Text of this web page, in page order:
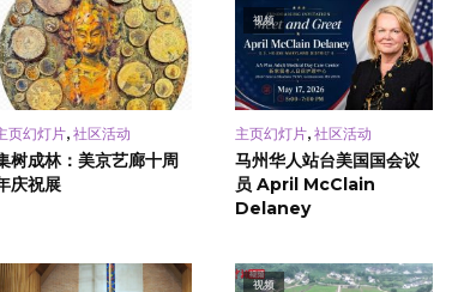
页幻灯片 社区活动
树成林：美京艺廊十周
庆祝展
视频
主页幻灯片 社区活动
马州华人站台美国国会议
员 April McClain
Delaney
视频